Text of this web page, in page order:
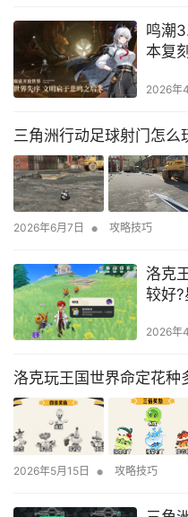
鸣潮
本复
2026年
三角洲行动足球射门怎么
2026年6月7日 • 攻略技巧
洛克
较好
2026年
洛克玩王国世界命定花种
2026年5月15日 • 攻略技巧